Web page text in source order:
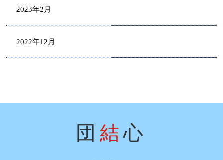
2023年2月
2022年12月
団 結心